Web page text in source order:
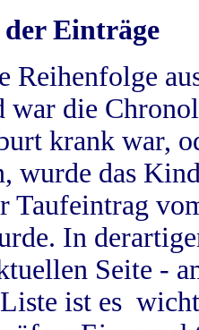
Einträge
Reihenfolge
war die
krank war,
wurde das
Taufeintrag
In
Seite -
ist es